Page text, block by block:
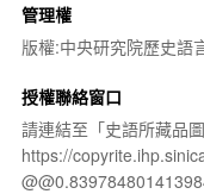
管理權
版權:中央研究院歷史語
授權聯絡窗口
請連結至「史語所藏品
https://